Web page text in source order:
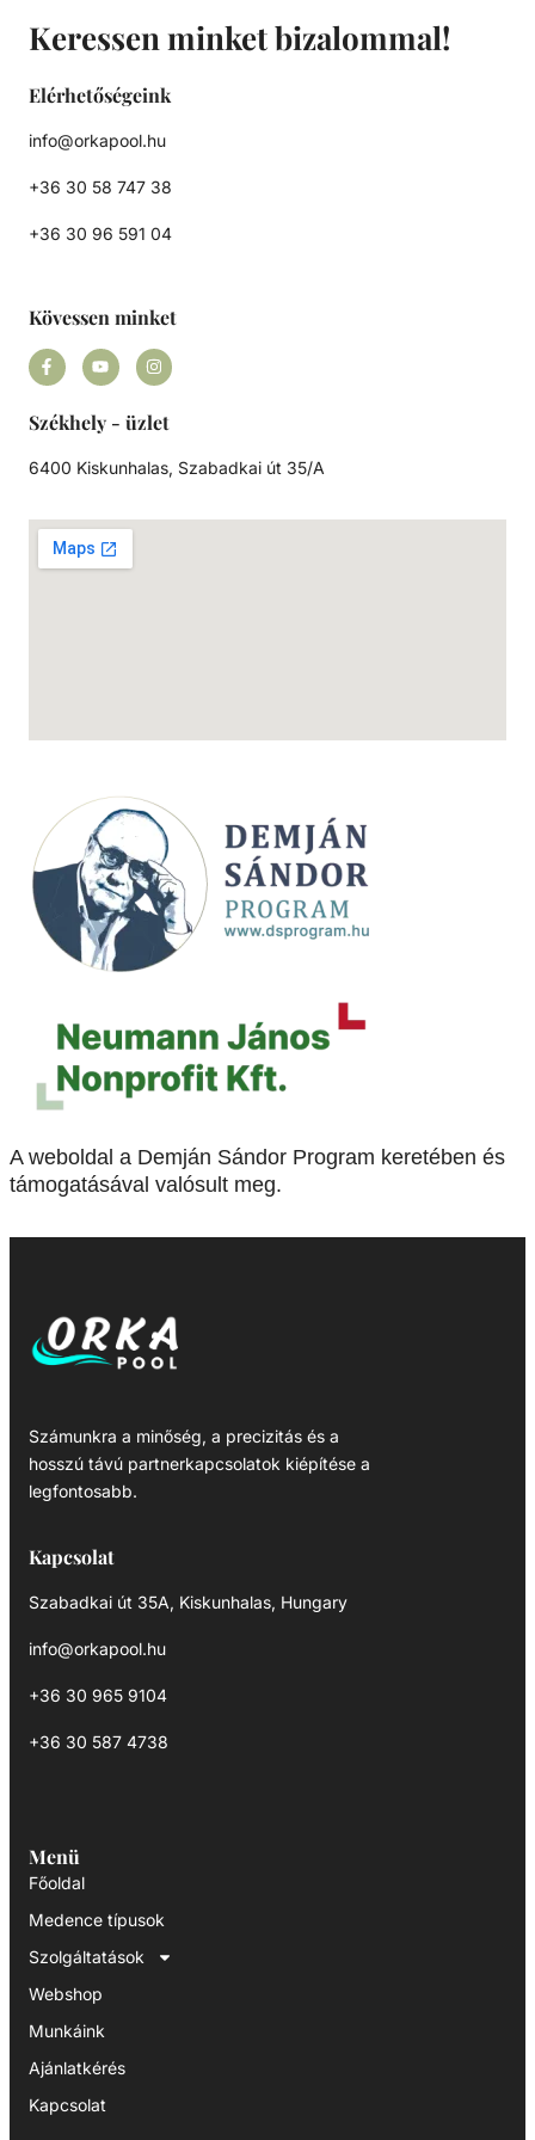
szellőző helyen tárolja.
Keressen minket bizalommal!
Elérhetőségeink
info@orkapool.hu
+36 30 58 747 38
+36 30 96 591 04
Kövessen minket
Székhely - üzlet
6400 Kiskunhalas, Szabadkai út 35/A
A weboldal a Demján Sándor Program keretében és
támogatásával valósult meg.
Számunkra a minőség, a precizitás és a
hosszú távú partnerkapcsolatok kiépítése a
legfontosabb.
Kapcsolat
Szabadkai út 35A, Kiskunhalas, Hungary
info@orkapool.hu
+36 30 965 9104
+36 30 587 4738
Menü
Főoldal
Medence típusok
Szolgáltatások
Webshop
Munkáink
Ajánlatkérés
Kapcsolat